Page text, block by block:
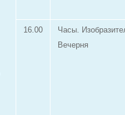
16.00
Часы.
Вечерня